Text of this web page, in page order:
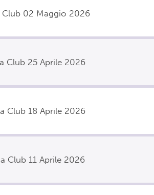
Club 02 Maggio 2026
Club 25 Aprile 2026
Club 18 Aprile 2026
Club 11 Aprile 2026